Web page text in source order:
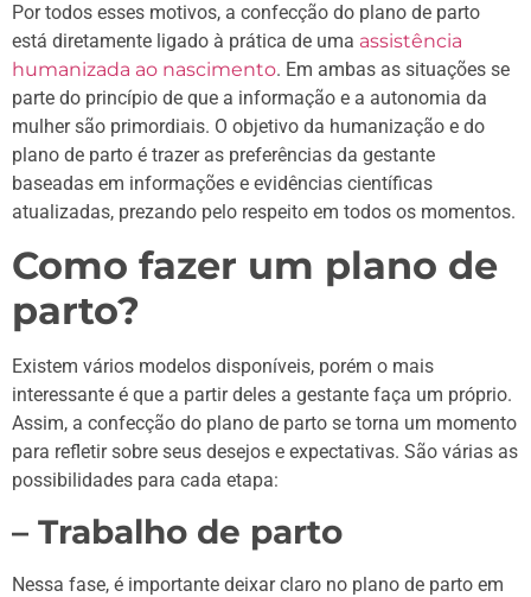
Por todos esses motivos, a confecção do plano de parto
está diretamente ligado à prática de uma assistência
humanizada ao nascimento. Em ambas as situações se
parte do princípio de que a informação e a autonomia da
mulher são primordiais. O objetivo da humanização e do
plano de parto é trazer as preferências da gestante
baseadas em informações e evidências científicas
atualizadas, prezando pelo respeito em todos os momentos.
Como fazer um plano de
parto?
Existem vários modelos disponíveis, porém o mais
interessante é que a partir deles a gestante faça um próprio.
Assim, a confecção do plano de parto se torna um momento
para refletir sobre seus desejos e expectativas. São várias as
possibilidades para cada etapa:
– Trabalho de parto
Nessa fase, é importante deixar claro no plano de parto em